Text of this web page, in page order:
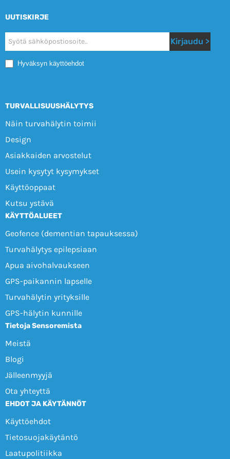
UUTISKIRJE
Nyhetsbrev
Mobile
Kirjaudu >
Hyväksyn käyttöehdot
TURVALLISUUSHÄLYTYS
Näin turvahälytin toimii
Design
Asiakkaiden arvostelut
Usein kysytyt kysymykset
Käyttöoppaat
Kutsu ystävä
KÄYTTÖALUEET
Geofence (dementian tapauksessa)
Turvahälytys epilepsiaan
Apua aivohalvaukseen
GPS-paikannin lapselle
Turvahälytin yrityksille
GPS-hälytin kunnille
Tietoja Sensoremista
Meistä
Blogi
Jälleenmyyjä
Ota yhteyttä
EHDOT JA KÄYTÄNNÖT
Käyttöehdot
Tietosuojakäytäntö
Laatupolitiikka